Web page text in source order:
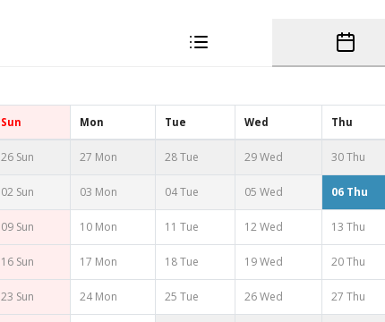
Sun Mon Tue Wed Thu
26 Sun 27 Mon 28 Tue 29 Wed 30 Thu
02 Sun 03 Mon 04 Tue 05 Wed 06 Thu
09 Sun 10 Mon 11 Tue 12 Wed 13 Thu
16 Sun 17 Mon 18 Tue 19 Wed 20 Thu
23 Sun 24 Mon 25 Tue 26 Wed 27 Thu